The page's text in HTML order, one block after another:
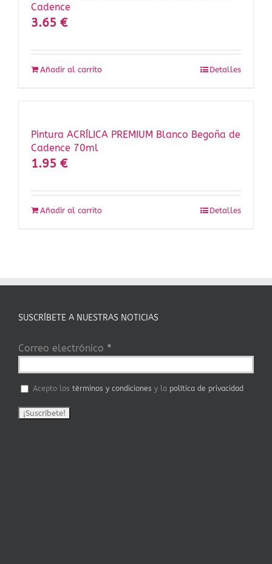
Cadence
3.65 €
Añadir al carrito Detalles
Pintura ACRÍLICA PREMIUM Blanco Begoña de
Cadence 70ml
1.95 €
Añadir al carrito Detalles
SUSCRÍBETE A NUESTRAS NOTICIAS
Correo electrónico *
Acepto los términos y condiciones y la política de privacidad